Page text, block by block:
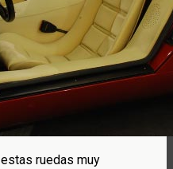
ruedas muy